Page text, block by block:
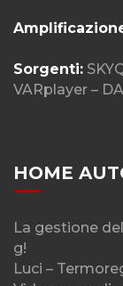
Sorgenti:
VARplayer –
HOME
La gestione
g!
Luci –